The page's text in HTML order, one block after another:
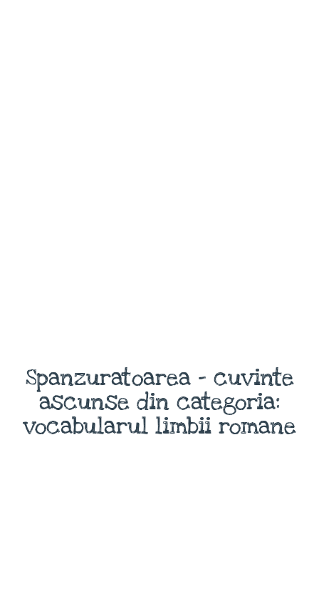
Spanzuratoarea - cuvinte
ascunse din categoria:
vocabularul limbii romane